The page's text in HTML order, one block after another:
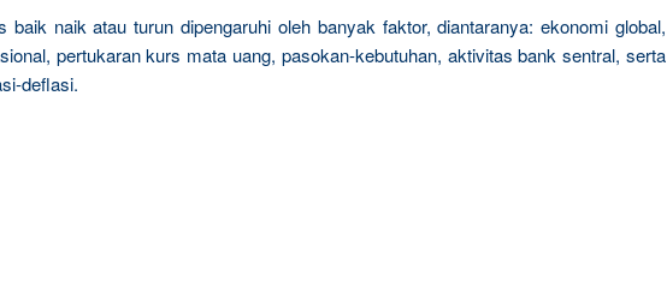
baik naik atau turun dipengaruhi oleh banyak faktor, diantaranya: ekonomi global,
pertukaran kurs mata uang, pasokan-kebutuhan, aktivitas bank sentral, serta
deflasi.